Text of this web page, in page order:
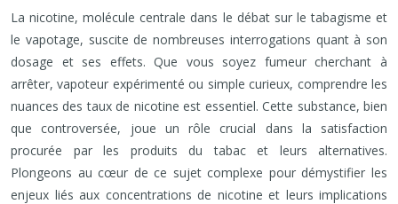
La nicotine, molécule centrale dans le débat sur le tabagisme et
le vapotage, suscite de nombreuses interrogations quant à son
dosage et ses effets. Que vous soyez fumeur cherchant à
arrêter, vapoteur expérimenté ou simple curieux, comprendre les
nuances des taux de nicotine est essentiel. Cette substance, bien
que controversée, joue un rôle crucial dans la satisfaction
procurée par les produits du tabac et leurs alternatives.
Plongeons au cœur de ce sujet complexe pour démystifier les
enjeux liés aux concentrations de nicotine et leurs implications